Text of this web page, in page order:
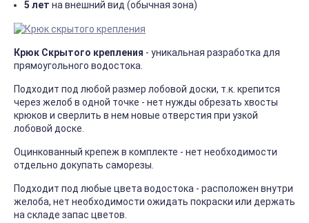
5 лет на внешний вид (обычная зона)
Крюк Скрытого крепления - уникальная разработка для
прямоугольного водостока.
Подходит под любой размер лобовой доски, т.к. крепится
через желоб в одной точке - нет нужды обрезать хвосты
крюков и сверлить в нем новые отверстия при узкой
лобовой доске.
Оцинкованный крепеж в комплекте - нет необходимости
отдельно докупать саморезы.
Подходит под любые цвета водостока - расположен внутри
желоба, нет необходимости ожидать покраски или держать
на складе запас цветов.